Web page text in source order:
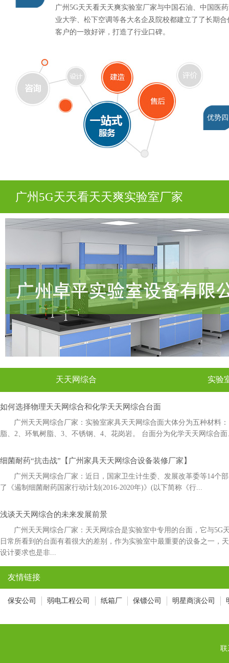
广州5G天天看天天爽实验室厂家与中国石油、中国医药
业大学、松下空调等各大名企及院校都建立了了长期合
客户的一致好评，打造了行业口碑。
优势四
广州5G天天看天天爽实验室厂家
天天网综合 实验
如何选择物理天天网综合和化学天天网综合台面
广州天天网综合厂家：实验室家具天天网综合面大体分为五种材料：
脂、2、环氧树脂、3、不锈钢、4、花岗岩。 台面分为化学天天网综合
细菌耐药“抗击战”【广州家具天天网综合设备装修厂家】
广州天天网综合厂家：近日，国家卫生计生委、发展改革委等14个
了《遏制细菌耐药国家行动计划(2016-2020年)》(以下简称《行...
浅谈天天网综合的未来发展前景
广州天天网综合厂家：天天网综合是实验室中专用的台面，它与5G
日常所看到的台面有着很大的差别，作为实验室中最重要的设备之一
设计要求也是非...
友情链接
保安公司 弱电工程公司 纸箱厂 保镖公司 明星商演公司
联